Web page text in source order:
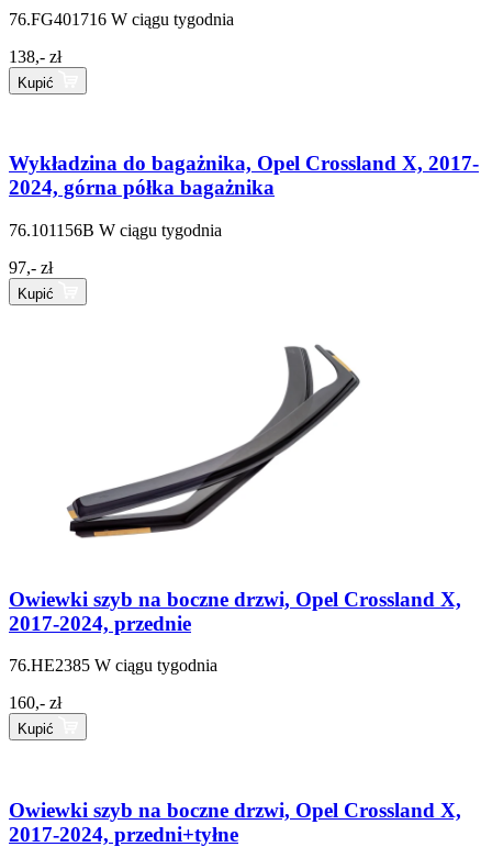
76.FG401716 W ciągu tygodnia
138,- zł
Kupić
Wykładzina do bagażnika, Opel Crossland X, 2017-
2024, górna półka bagażnika
76.101156B W ciągu tygodnia
97,- zł
Kupić
Owiewki szyb na boczne drzwi, Opel Crossland X,
2017-2024, przednie
76.HE2385 W ciągu tygodnia
160,- zł
Kupić
Owiewki szyb na boczne drzwi, Opel Crossland X,
2017-2024, przedni+tyłne